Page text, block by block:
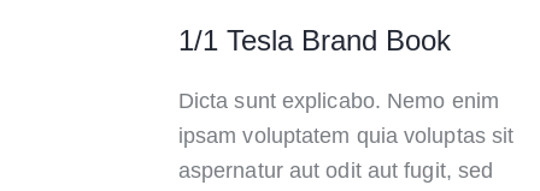
1/1 Tesla Brand Book
Dicta sunt explicabo. Nemo enim
ipsam voluptatem quia voluptas sit
aspernatur aut odit aut fugit, sed